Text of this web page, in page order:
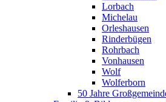
Lorbach
Michelau
Orleshausen
Rinderbügen
Rohrbach
Vonhausen
Wolf
Wolferborn
50 Jahre